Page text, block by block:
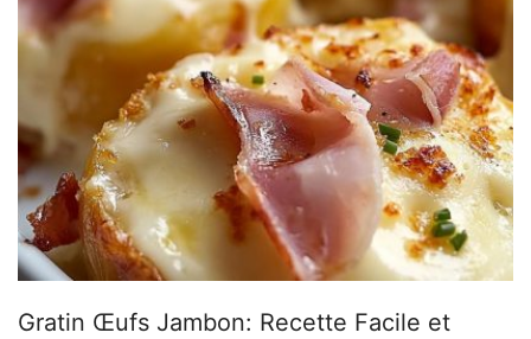
Gratin Œufs Jambon: Recette Facile et